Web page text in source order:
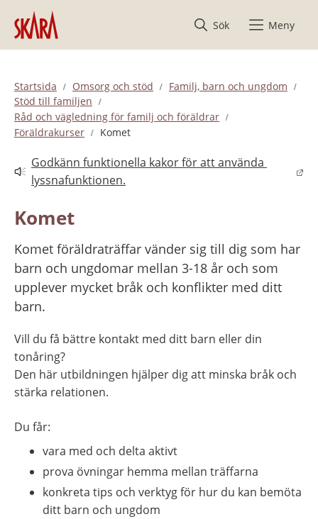
Hoppa till innehåll
Sök
Meny
Startsida Omsorg och stöd
Familj, barn och ungdom
Stöd till familjen
Råd och vägledning för familj och föräldrar
Föräldrakurser
Komet
Godkänn funktionella kakor för att använda
lyssnafunktionen.
Länk till annan webbplats.
Komet
Komet föräldraträffar vänder sig till dig som har
barn och ungdomar mellan 3-18 år och som
upplever mycket bråk och konflikter med ditt
barn.
Vill du få bättre kontakt med ditt barn eller din
tonåring?
Den här utbildningen hjälper dig att minska bråk och
stärka relationen.
Du får:
vara med och delta aktivt
prova övningar hemma mellan träffarna
konkreta tips och verktyg för hur du kan bemöta
ditt barn och ungdom